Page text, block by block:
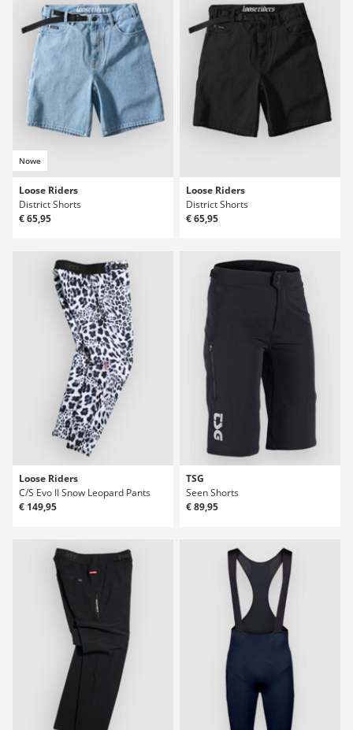
Nowe
Loose Riders
District Shorts
€ 65,95
Loose Riders
District Shorts
€ 65,95
Loose Riders
C/S Evo II Snow Leopard Pants
€ 149,95
TSG
Seen Shorts
€ 89,95